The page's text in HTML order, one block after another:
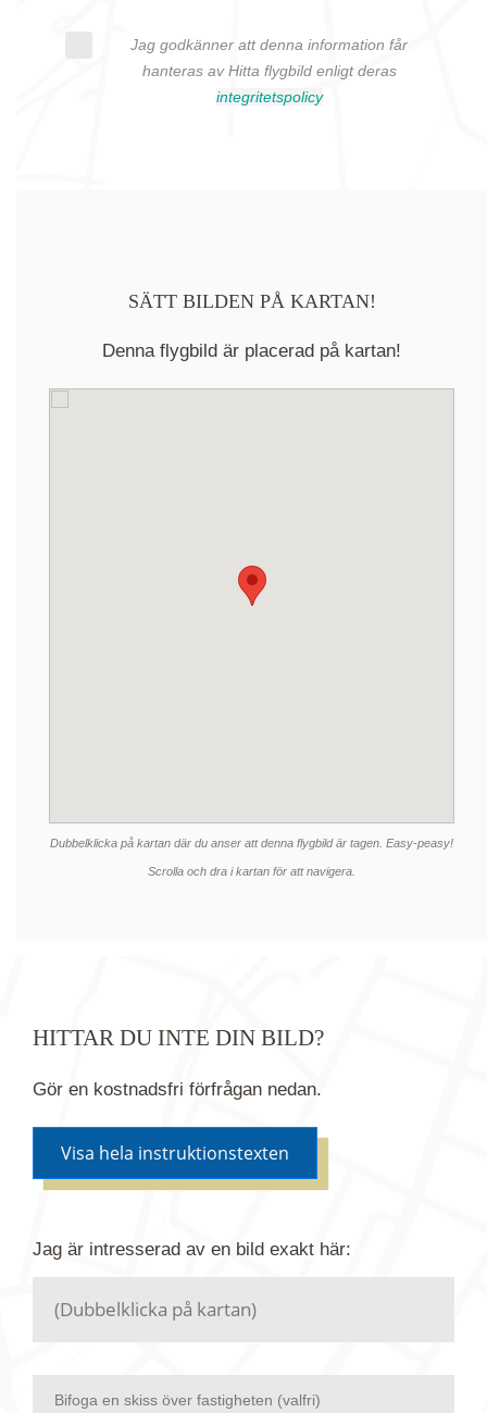
Jag godkänner att denna information får
hanteras av Hitta flygbild enligt deras
integritetspolicy
SÄTT BILDEN PÅ KARTAN!
Denna flygbild är placerad på kartan!
Dubbelklicka på kartan där du anser att denna flygbild är tagen. Easy-peasy!
Scrolla och dra i kartan för att navigera.
HITTAR DU INTE DIN BILD?
Gör en kostnadsfri förfrågan nedan.
Visa hela instruktionstexten
förfrågan. Vi har flera miljoner bilder i vårt arkiv
Jag är intresserad av en bild exakt här:
Bifoga en skiss över fastigheten (valfri)